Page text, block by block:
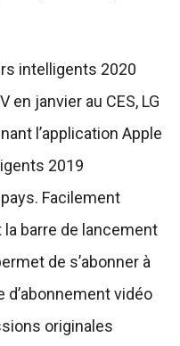
intelligents 2020
en janvier au CES, LG
l’application Apple
2019
Facilement
barre de lancement
de s’abonner à
d’abonnement vidéo
originales